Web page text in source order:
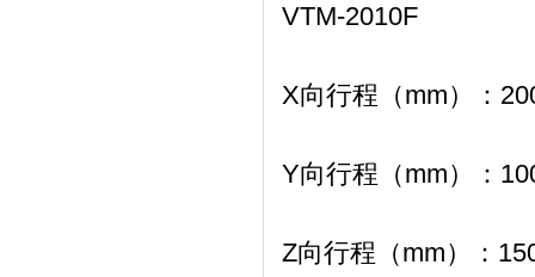
VTM-2010F
X向行程（mm）：
Y向行程（mm）：
Z向行程（mm）：